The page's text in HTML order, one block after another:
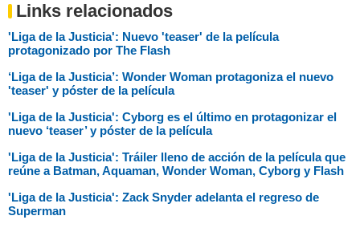
Links relacionados
'Liga de la Justicia': Nuevo 'teaser' de la película
protagonizado por The Flash
‘Liga de la Justicia’: Wonder Woman protagoniza el nuevo
'teaser' y póster de la película
'Liga de la Justicia': Cyborg es el último en protagonizar el
nuevo ‘teaser’ y póster de la película
'Liga de la Justicia': Tráiler lleno de acción de la película que
reúne a Batman, Aquaman, Wonder Woman, Cyborg y Flash
'Liga de la Justicia': Zack Snyder adelanta el regreso de
Superman